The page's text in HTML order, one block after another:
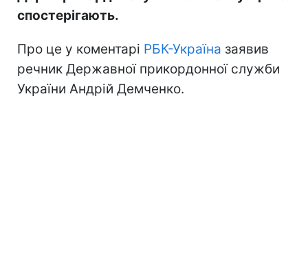
спостерігають.
Про це у коментарі РБК-Україна заявив
речник Державної прикордонної служби
України Андрій Демченко.